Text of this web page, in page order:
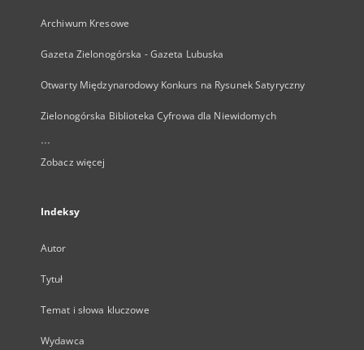
Archiwum Kresowe
Gazeta Zielonogórska - Gazeta Lubuska
Otwarty Międzynarodowy Konkurs na Rysunek Satyryczny
Zielonogórska Biblioteka Cyfrowa dla Niewidomych
...
Zobacz więcej
Indeksy
Autor
Tytuł
Temat i słowa kluczowe
Wydawca